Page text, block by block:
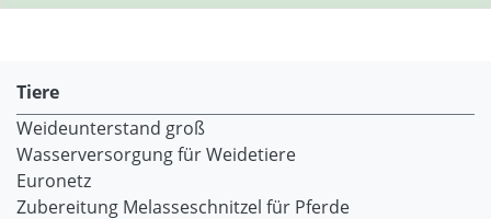
Tiere
Weideunterstand groß
Wasserversorgung für Weidetiere
Euronetz
Zubereitung Melasseschnitzel für Pferde